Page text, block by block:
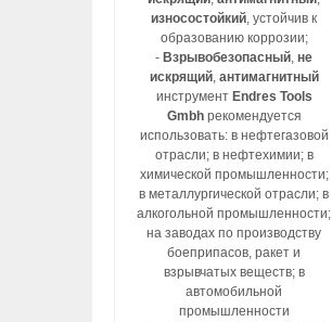
износостойкий, устойчив к
образованию коррозии;
- Взрывобезопасный,не
искрящий, антимагнитный
инструмент Endres Tools
Gmbhрекомендуется
использовать: в нефтегазовой
отрасли; в нефтехимии; в
химической промышленности;
в металлургической отрасли; в
алкогольной промышленности;
на заводах по производству
боеприпасов, ракет и
взрывчатых веществ; в
автомобильной
промышленности